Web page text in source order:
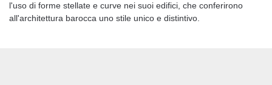
l'uso di forme stellate e curve nei suoi edifici, che conferirono
all'architettura barocca uno stile unico e distintivo.